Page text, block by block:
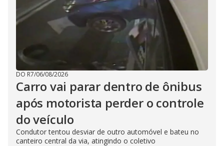
DO R7/06/08/2026
Carro vai parar dentro de ônibus
após motorista perder o controle
do veículo
Condutor tentou desviar de outro automóvel e bateu no
canteiro central da via, atingindo o coletivo